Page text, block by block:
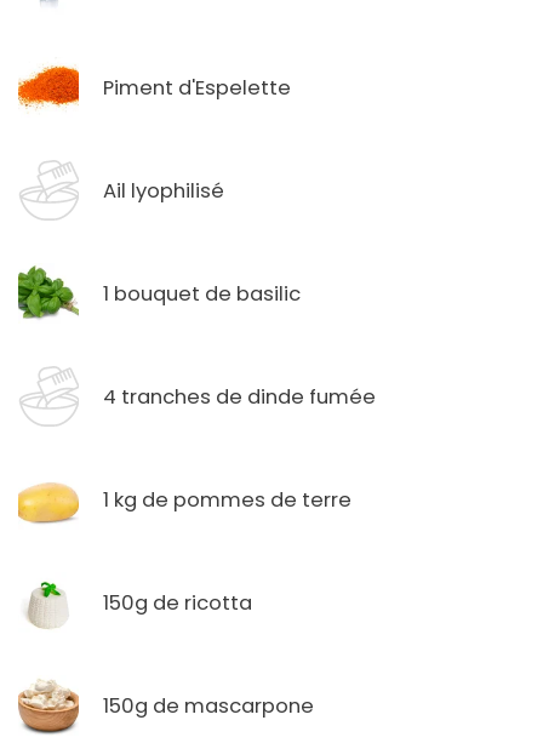
Piment d'Espelette
Ail lyophilisé
1 bouquet de basilic
4 tranches de dinde fumée
1 kg de pommes de terre
150g de ricotta
150g de mascarpone